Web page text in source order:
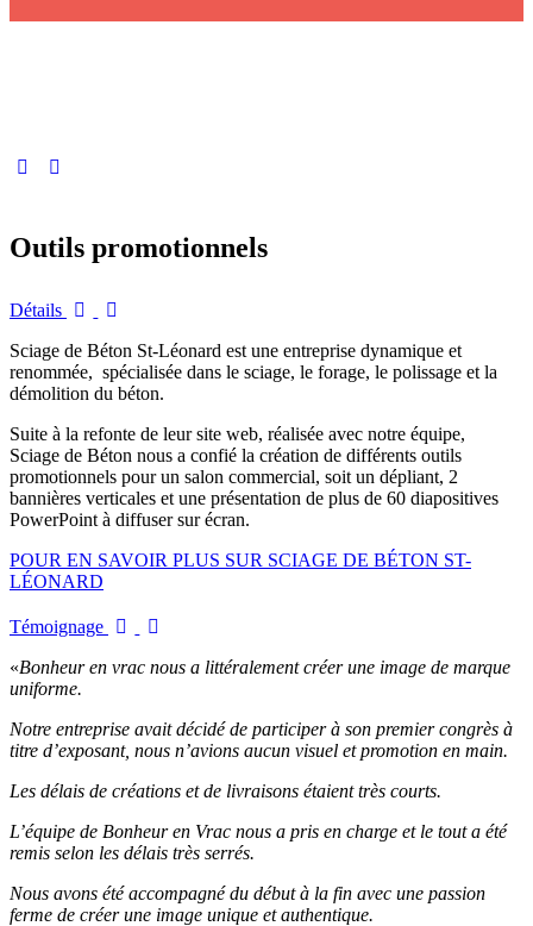
Outils promotionnels
Détails
Sciage de Béton St-Léonard est une entreprise dynamique et
renommée, spécialisée dans le sciage, le forage, le polissage et la
démolition du béton.
Suite à la refonte de leur site web, réalisée avec notre équipe,
Sciage de Béton nous a confié la création de différents outils
promotionnels pour un salon commercial, soit un dépliant, 2
bannières verticales et une présentation de plus de 60 diapositives
PowerPoint à diffuser sur écran.
POUR EN SAVOIR PLUS SUR SCIAGE DE BÉTON ST-
LÉONARD
Témoignage
«Bonheur en vrac nous a littéralement créer une image de marque
uniforme.
Notre entreprise avait décidé de participer à son premier congrès à
titre d’exposant, nous n’avions aucun visuel et promotion en main.
Les délais de créations et de livraisons étaient très courts.
L’équipe de Bonheur en Vrac nous a pris en charge et le tout a été
remis selon les délais très serrés.
Nous avons été accompagné du début à la fin avec une passion
ferme de créer une image unique et authentique.